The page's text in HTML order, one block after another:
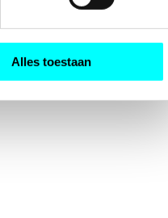
Alles toestaan